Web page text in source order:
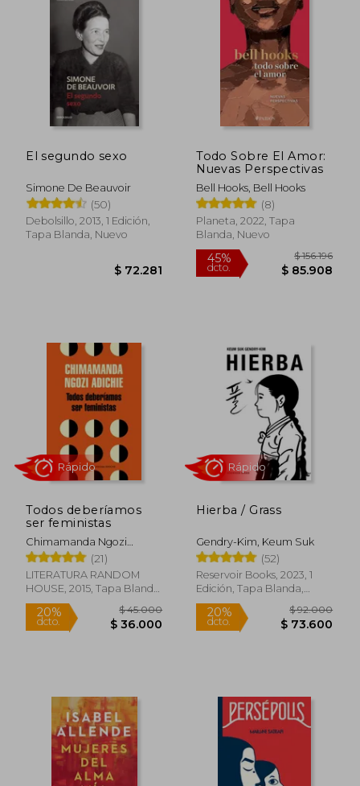
45%
dcto.
El segundo sexo
Simone De Beauvoir
(50)
Debolsillo, 2013, 1 Edición,
Tapa Blanda, Nuevo
Todo Sobre El Amor:
Nuevas Perspectivas
Bell Hooks, Bell Hooks
(8)
Planeta, 2022, Tapa
Blanda, Nuevo
45%
dcto.
Todos deberíamos
ser feministas
Chimamanda Ngozi
Adichie
(21)
LITERATURA RANDOM
HOUSE, 2015, Tapa Blanda,
Nuevo
Rápido
Hierba / Grass
Gendry-Kim, Keum Suk
(52)
Reservoir Books, 2023, 1
Edición, Tapa Blanda,
Nuevo
Rápido